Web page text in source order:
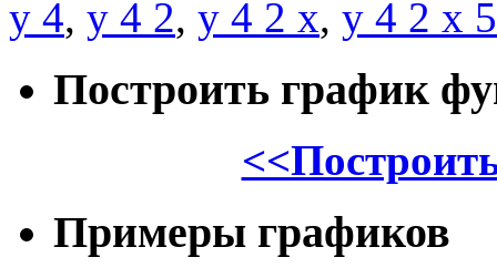
y 4, y 4 2, y 4 2 x, y 4 2 x 5
Построить график
Примеры графиков